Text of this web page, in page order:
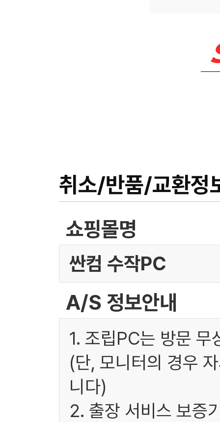
취소/반품/교환정
쇼핑몰명
싼컴 수작PC
A/S 정보안내
1. 조립PC는 방문
(단, 모니터의 경우
니다)
2. 출장 서비스 보증